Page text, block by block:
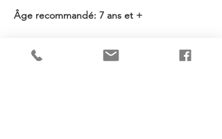
Âge recommandé: 7 ans et +